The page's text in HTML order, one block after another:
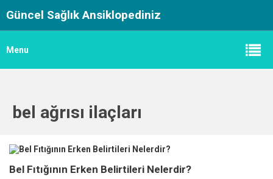
Güncel Sağlık Ansiklopediniz
Menu
bel ağrısı ilaçları
Bel Fıtığının Erken Belirtileri Nelerdir?